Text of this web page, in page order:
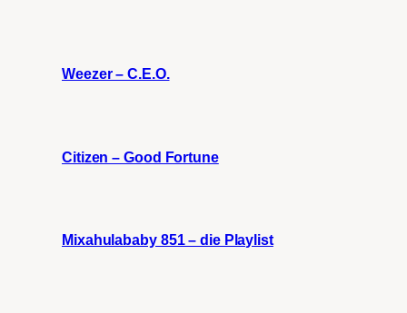
Weezer – C.E.O.
Citizen – Good Fortune
Mixahulababy 851 – die Playlist